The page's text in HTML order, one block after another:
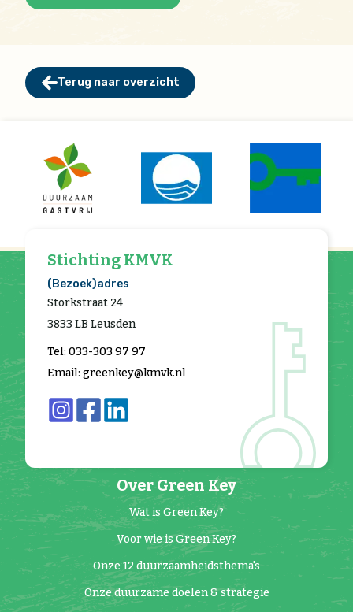
Terug naar overzicht
Over Green Key
Wat is Green Key?
Voor wie is Green Key?
Onze 12 duurzaamheidsthema's
Onze duurzame doelen & strategie
Stichting KMVK
(Bezoek)adres
Storkstraat 24
3833 LB Leusden
Tel: 033-303 97 97
Email: greenkey@kmvk.nl